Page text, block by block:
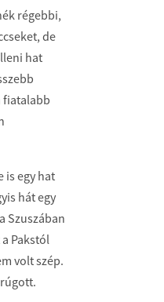
régebbi,
de
hat
fiatalabb
is egy hat
hát egy
Szuszában
Pakstól
volt szép.